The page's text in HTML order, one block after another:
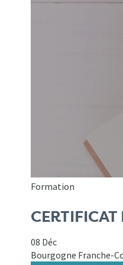
Formation
08 Déc
Bourgogne Franche-